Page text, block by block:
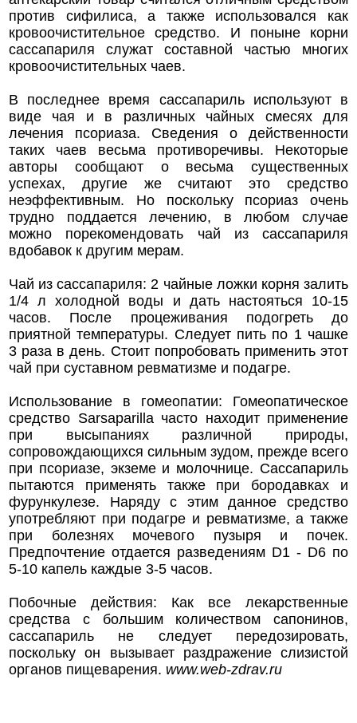
против сифилиса, а также использовался как
кровоочистительное средство. И поныне корни
сассапариля служат составной частью многих
кровоочистительных чаев.
В последнее время сассапариль используют в
виде чая и в различных чайных смесях для
лечения псориаза. Сведения о действенности
таких чаев весьма противоречивы. Некоторые
авторы сообщают о весьма существенных
успехах, другие же считают это средство
неэффективным. Но поскольку псориаз очень
трудно поддается лечению, в любом случае
можно порекомендовать чай из сассапариля
вдобавок к другим мерам.
Чай из сассапариля: 2 чайные ложки корня залить
1/4 л холодной воды и дать настояться 10-15
часов. После процеживания подогреть до
приятной температуры. Следует пить по 1 чашке
3 раза в день. Стоит попробовать применить этот
чай при суставном ревматизме и подагре.
Использование в гомеопатии: Гомеопатическое
средство Sarsaparilla часто находит применение
при высыпаниях различной природы,
сопровождающихся сильным зудом, прежде всего
при псориазе, экземе и молочнице. Сассапариль
пытаются применять также при бородавках и
фурункулезе. Наряду с этим данное средство
употребляют при подагре и ревматизме, а также
при болезнях мочевого пузыря и почек.
Предпочтение отдается разведениям D1 - D6 по
5-10 капель каждые 3-5 часов.
Побочные действия: Как все лекарственные
средства с большим количеством сапонинов,
сассапариль не следует передозировать,
поскольку он вызывает раздражение слизистой
органов пищеварения. www.web-zdrav.ru